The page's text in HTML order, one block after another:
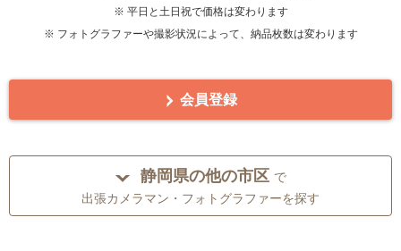
※ 平日と土日祝で価格は変わります
※ フォトグラファーや撮影状況によって、納品枚数は変わります
会員登録
静岡県の他の市区 で
出張カメラマン・フォトグラファーを探す